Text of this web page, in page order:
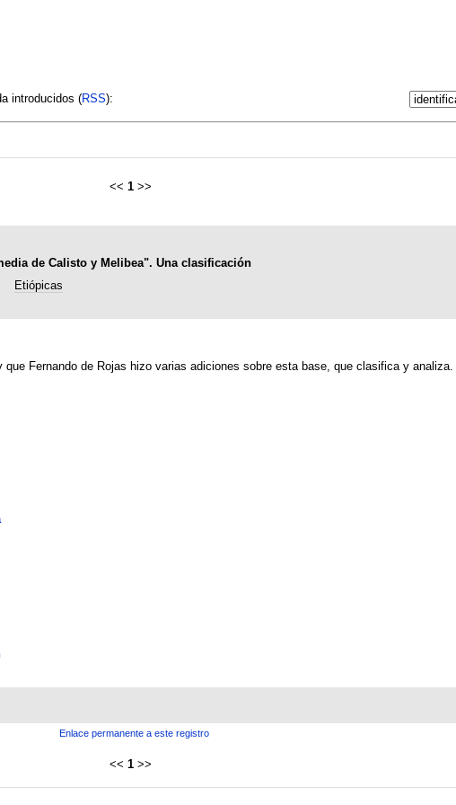
introducidos (RSS):
<< 1 >>
de Calisto y Melibea". Una clasificación
Etiópicas
Fernando de Rojas hizo varias adiciones sobre esta base, que clasifica y analiza.
Enlace permanente a este registro
<< 1 >>